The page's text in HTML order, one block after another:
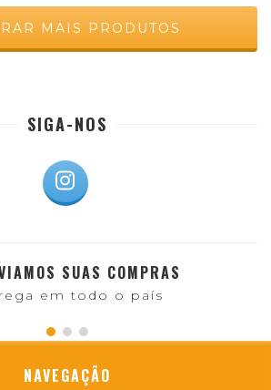
MAIS PRODUTOS
SIGA-NOS
SUAS COMPRAS
em todo o país
NAVEGAÇÃO